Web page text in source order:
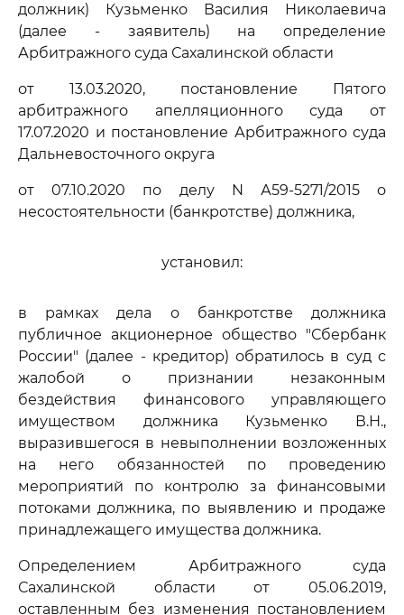
должник) Кузьменко Василия Николаевича
(далее - заявитель) на определение
Арбитражного суда Сахалинской области
от 13.03.2020, постановление Пятого
арбитражного апелляционного суда от
17.07.2020 и постановление Арбитражного суда
Дальневосточного округа
от 07.10.2020 по делу N А59-5271/2015 о
несостоятельности (банкротстве) должника,
установил:
в рамках дела о банкротстве должника
публичное акционерное общество "Сбербанк
России" (далее - кредитор) обратилось в суд с
жалобой о признании незаконным
бездействия финансового управляющего
имуществом должника Кузьменко В.Н.,
выразившегося в невыполнении возложенных
на него обязанностей по проведению
мероприятий по контролю за финансовыми
потоками должника, по выявлению и продаже
принадлежащего имущества должника.
Определением Арбитражного суда
Сахалинской области от 05.06.2019,
оставленным без изменения постановлением